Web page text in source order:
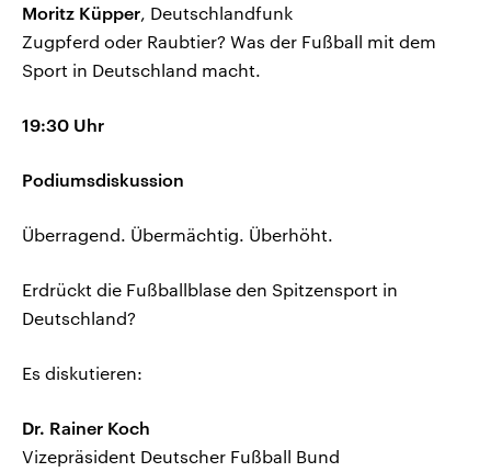
Moritz Küpper, Deutschlandfunk
Zugpferd oder Raubtier? Was der Fußball mit dem
Sport in Deutschland macht.
19:30 Uhr
Podiumsdiskussion
Überragend. Übermächtig. Überhöht.
Erdrückt die Fußballblase den Spitzensport in
Deutschland?
Es diskutieren:
Dr. Rainer Koch
Vizepräsident Deutscher Fußball Bund